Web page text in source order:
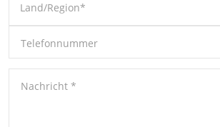
Land/Region*
Telefonnummer
Nachricht *